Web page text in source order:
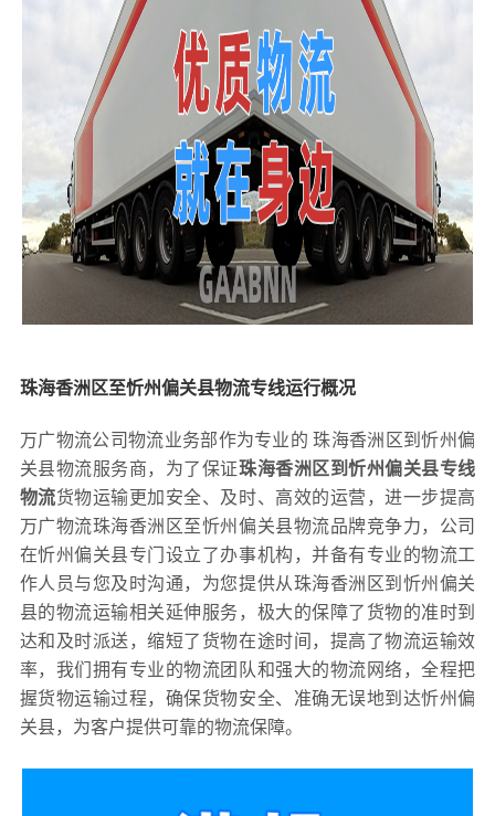
珠海香洲区至忻州偏关县物流专线运行概况
万广物流公司物流业务部作为专业的 珠海香洲区到忻州偏
关县物流服务商，为了保证珠海香洲区到忻州偏关县专线
物流货物运输更加安全、及时、高效的运营，进一步提高
万广物流珠海香洲区至忻州偏关县物流品牌竞争力，公司
在忻州偏关县专门设立了办事机构，并备有专业的物流工
作人员与您及时沟通，为您提供从珠海香洲区到忻州偏关
县的物流运输相关延伸服务，极大的保障了货物的准时到
达和及时派送，缩短了货物在途时间，提高了物流运输效
率，我们拥有专业的物流团队和强大的物流网络，全程把
握货物运输过程，确保货物安全、准确无误地到达忻州偏
关县，为客户提供可靠的物流保障。